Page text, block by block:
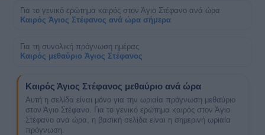
Για το γενικό ερώτημα καιρός στον Άγιο Στέφανο ανά ώρα
Καιρός Άγιος Στέφανος ανά ώρα σήμερα
Για τη συνολική πρόγνωση ημέρας
Καιρός μεθαύριο Άγιος Στέφανος
Καιρός Άγιος Στέφανος μεθαύριο ανά ώρα
Αυτή η σελίδα είναι μόνο για την ωριαία πρόγνωση μεθαύριο
στον Άγιο Στέφανο. Για το γενικό ερώτημα καιρός στον Άγιο
Στέφανο ανά ώρα, η βασική σελίδα είναι η σημερινή ωριαία
πρόγνωση.